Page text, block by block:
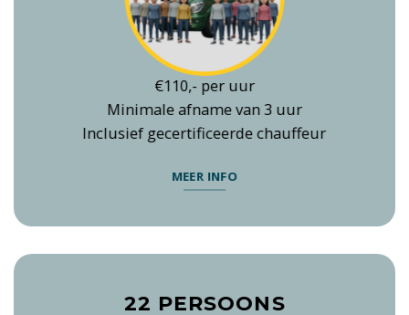
€110,- per uur
Minimale afname van 3 uur
Inclusief gecertificeerde chauffeur
MEER INFO
22 PERSOONS